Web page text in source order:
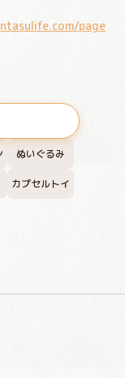
ぬいぐるみ
カプセルトイ
page